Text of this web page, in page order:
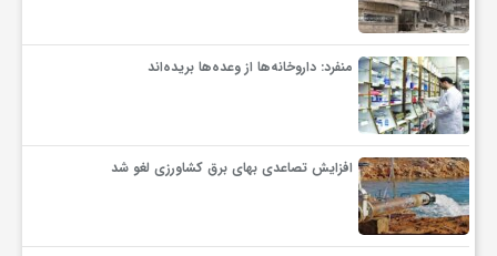
منفرد: داروخانه‌ها از وعده‌ها بریده‌اند
افزایش تصاعدی بهای برق کشاورزی لغو شد